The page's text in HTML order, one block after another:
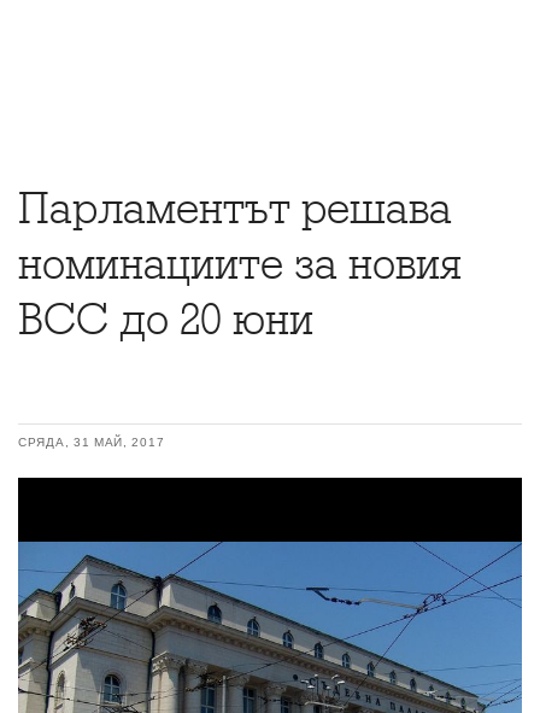
Парламентът решава
номинациите за новия
ВСС до 20 юни
СРЯДА, 31 МАЙ, 2017